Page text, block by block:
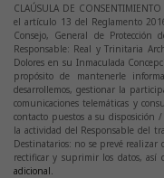
CLAÚSULA DE
el artículo 13 del Reglamento
Consejo, General de Protección
Responsable: Real y Trinitaria
Dolores en su Inmaculada
propósito de mantenerle
desarrollemos, gestionar la
comunicaciones telemáticas y
contacto puestos a su disposición
la actividad del Responsable del
Destinatarios: no se prevé realizar
rectificar y suprimir los datos, así
adicional.